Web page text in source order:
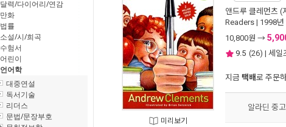
달력/다이어리/연감
만화
법률
소설/시/희곡
수험서
어린이
언어학
대중연설
독서기술
리더스
문법/문장부호
미리보기
앤드루 클레먼츠 (
Readers | 1998년
10,800원 →
9.5 (26) | 세일
지금 택배로 주문
알라딘 중고